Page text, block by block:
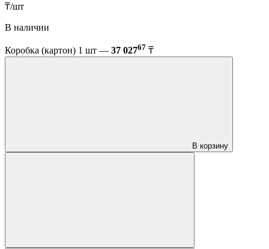
₸/шт
В наличии
Коробка (картон) 1 шт — 37 02767 ₸
В корзину